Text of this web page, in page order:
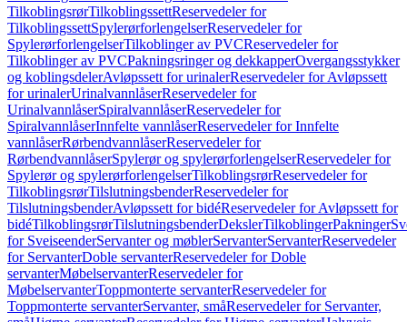
TilkoblingsrørTilkoblingssettReservedeler for
TilkoblingssettSpylerørforlengelserReservedeler for
SpylerørforlengelserTilkoblinger av PVCReservedeler for
Tilkoblinger av PVCPakningsringer og dekkapperOvergangsstykker
og koblingsdelerAvløpssett for urinalerReservedeler for Avløpssett
for urinalerUrinalvannlåserReservedeler for
UrinalvannlåserSpiralvannlåserReservedeler for
SpiralvannlåserInnfelte vannlåserReservedeler for Innfelte
vannlåserRørbendvannlåserReservedeler for
RørbendvannlåserSpylerør og spylerørforlengelserReservedeler for
Spylerør og spylerørforlengelserTilkoblingsrørReservedeler for
TilkoblingsrørTilslutningsbenderReservedeler for
TilslutningsbenderAvløpssett for bidéReservedeler for Avløpssett for
bidéTilkoblingsrørTilslutningsbenderDekslerTilkoblingerPakninger
for SveiseenderServanter og møblerServanterServanterReservedeler
for ServanterDoble servanterReservedeler for Doble
servanterMøbelservanterReservedeler for
MøbelservanterToppmonterte servanterReservedeler for
Toppmonterte servanterServanter, småReservedeler for Servanter,